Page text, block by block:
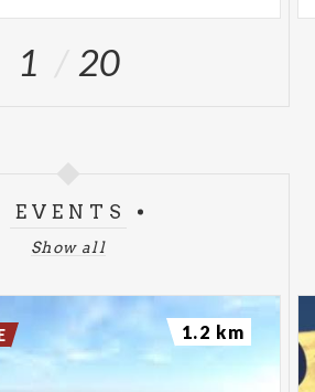
1 20
EVENTS
Show all
1.2 km